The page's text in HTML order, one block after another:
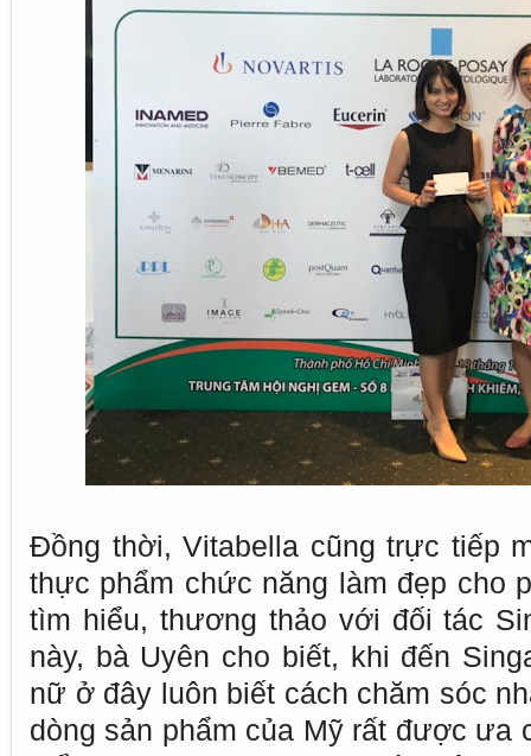
Đồng thời, Vitabella cũng trực tiếp
thực phẩm chức năng làm đẹp cho
tìm hiểu, thương thảo với đối tác
này, bà Uyên cho biết, khi đến
nữ ở đây luôn biết cách chăm sóc
dòng sản phẩm của Mỹ rất được